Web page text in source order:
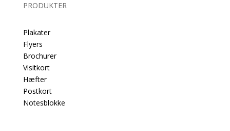
PRODUKTER
Plakater
Flyers
Brochurer
Visitkort
Hæfter
Postkort
Notesblokke